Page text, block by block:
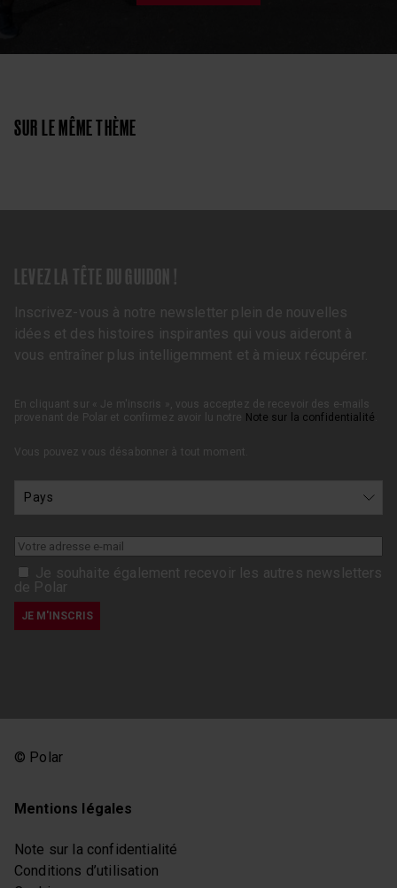
SUR LE MÊME THÈME
LEVEZ LA TÊTE DU GUIDON !
Inscrivez-vous à notre newsletter plein de nouvelles
idées et des histoires inspirantes qui vous aideront à
vous entraîner plus intelligemment et à mieux récupérer.
En cliquant sur « Je m'inscris », vous acceptez de recevoir des e-mails
provenant de Polar et confirmez avoir lu notre Note sur la confidentialité
Vous pouvez vous désabonner à tout moment.
Je souhaite également recevoir les autres newsletters
de Polar
© Polar
Mentions légales
Note sur la confidentialité
Conditions d’utilisation